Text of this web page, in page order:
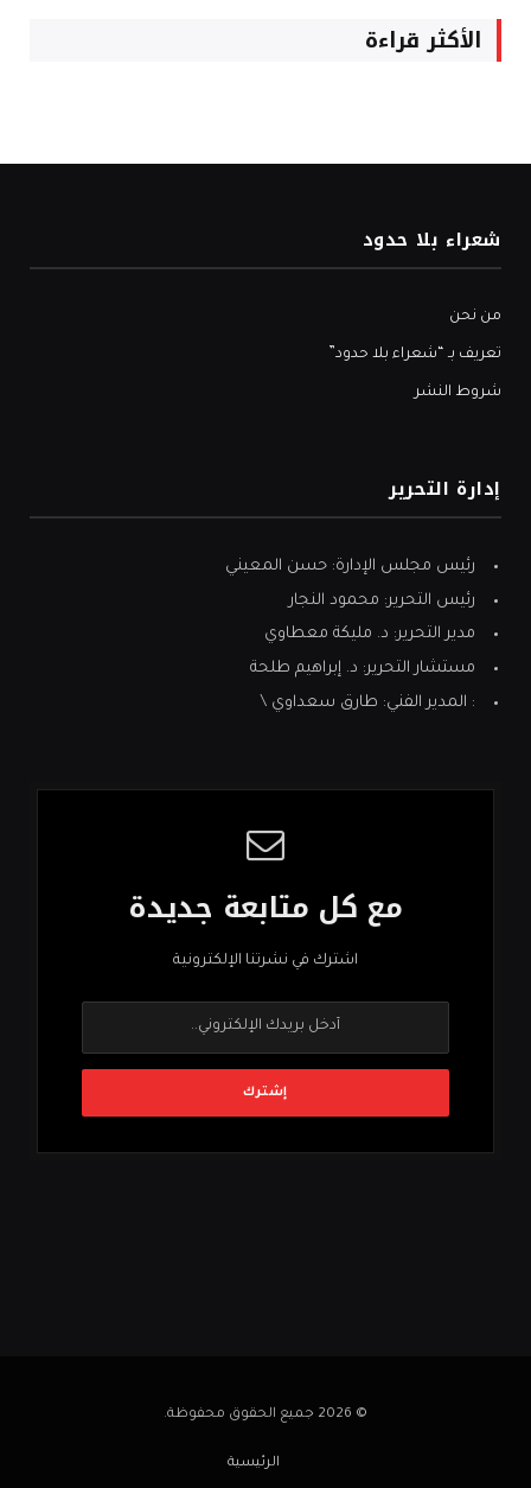
الأكثر قراءة
شعراء بلا حدود
من نحن
تعريف بـ “شعراء بلا حدود”
شروط النشر
إدارة التحرير
رئيس مجلس الإدارة: حسن المعيني
رئيس التحرير: محمود النجار
مدير التحرير: د. مليكة معطاوي
مستشار التحرير: د. إبراهيم طلحة
: المدير الفني: طارق سعداوي \
مع كل متابعة جديدة
اشترك في نشرتنا الإلكترونية
© 2026 جميع الحقوق محفوظة.
الرئيسية